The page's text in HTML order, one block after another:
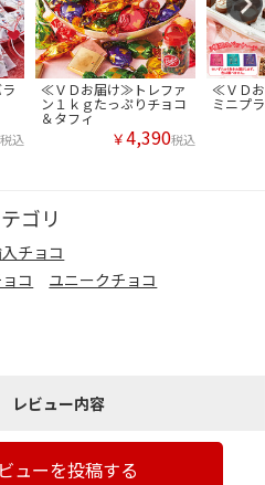
税込
≪ＶＤお届け≫トレファ
ン１ｋｇたっぷりチョコ
＆タフィ
￥4,390税込
≪ＶＤ
ミニプラ
ゴリ
チョコ
コ
ユニークチョコ
レビュー内容
ューを投稿する